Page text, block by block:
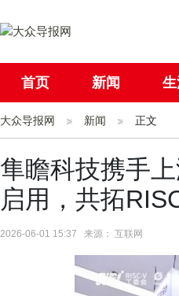
首页 新闻
社会 国际
大众导报网 新闻 正文
隼瞻科技携手
启用，共拓
2026-06-01 15:37 来源： 互联网